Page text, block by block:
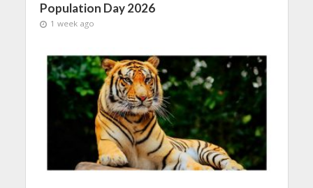
Population Day 2026
1 week ago